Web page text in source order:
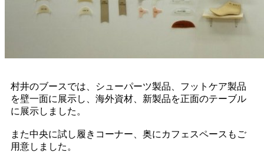
村井のブースでは、シューパーツ製品、フットケア製品
を壁一面に展示し、海外資材、新製品を正面のテーブル
に展示しました。
また中央に試し履きコーナー、奥にカフェスペースもご
用意しました。